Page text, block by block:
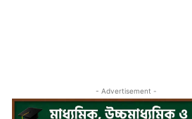
- Advertisement -